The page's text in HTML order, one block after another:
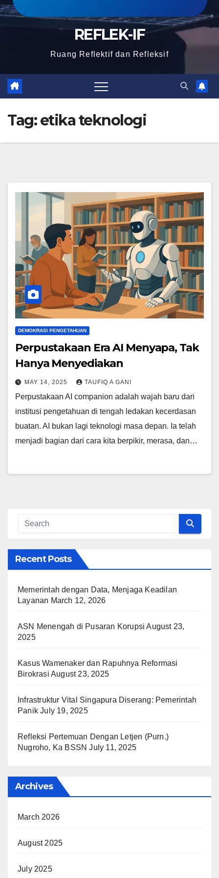
REFLEK-IF
Ruang Reflektif dan Refleksif
Tag:etika teknologi
DEMOKRASI PENGETAHUAN
Perpustakaan Era AI Menyapa, Tak
Hanya Menyediakan
MAY 14, 2025 TAUFIQ A GANI
Perpustakaan AI companion adalah wajah baru dari
institusi pengetahuan di tengah ledakan kecerdasan
buatan. AI bukan lagi teknologi masa depan. Ia telah
menjadi bagian dari cara kita berpikir, merasa, dan…
Recent Posts
Memerintah dengan Data, Menjaga Keadilan
Layanan March 12, 2026
ASN Menengah di Pusaran Korupsi August 23,
2025
Kasus Wamenaker dan Rapuhnya Reformasi
Birokrasi August 23, 2025
Infrastruktur Vital Singapura Diserang: Pemerintah
Panik July 19, 2025
Refleksi Pertemuan Dengan Letjen (Purn.)
Nugroho, Ka BSSN July 11, 2025
Archives
March 2026
August 2025
July 2025